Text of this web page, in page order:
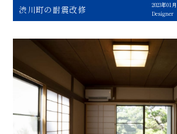
渋川町の耐震改修
2023年01月
Designer